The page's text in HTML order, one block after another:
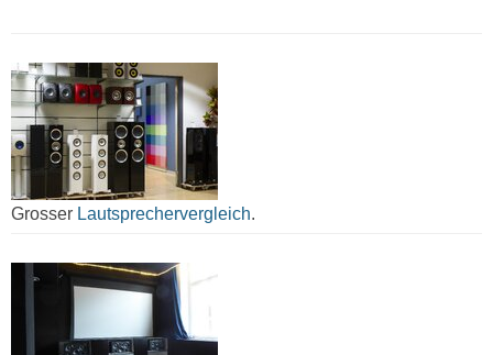
Grosser Lautsprechervergleich.